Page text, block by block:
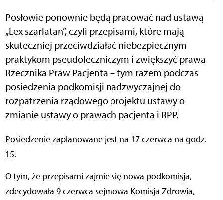
Posłowie ponownie będą pracować nad ustawą
„Lex szarlatan”, czyli przepisami, które mają
skuteczniej przeciwdziałać niebezpiecznym
praktykom pseudoleczniczym i zwiększyć prawa
Rzecznika Praw Pacjenta – tym razem podczas
posiedzenia podkomisji nadzwyczajnej do
rozpatrzenia rządowego projektu ustawy o
zmianie ustawy o prawach pacjenta i RPP.
Posiedzenie zaplanowane jest na 17 czerwca na godz.
15.
O tym, że przepisami zajmie się nowa podkomisja,
zdecydowała 9 czerwca sejmowa Komisja Zdrowia,